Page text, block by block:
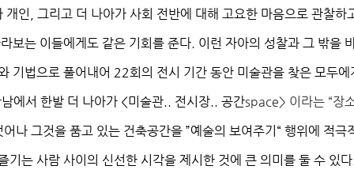
개인 그리고 더 나아가 사회 전반에 대해 고요한 마음으로 관찰하
보는 이들에게도 같은 기회를 준다. 이런 자아의 성찰과 그 밖을
기법으로 풀어내어 22회의 전시 기간 동안 미술관을 찾은 모두
에서 한발 더 나아가 <미술관.. 전시장.. 공간space> 이라는 “장
나 그것을 품고 있는 건축공간을 ”예술의 보여주기 “ 행위에 적극
기는 사람 사이의 신선한 시각을 제시한 것에 큰 의미를 둘 수 있다